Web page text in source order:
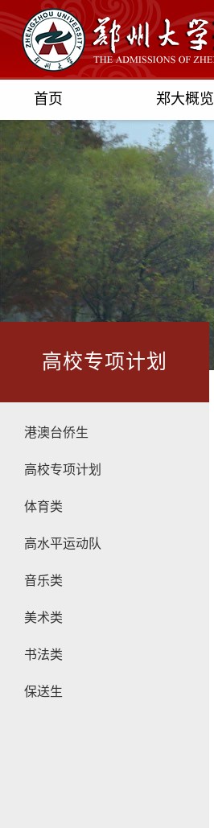
首页 郑大概览
高校专项计划
港澳台侨生
高校专项计划
体育类
高水平运动队
音乐类
美术类
书法类
保送生